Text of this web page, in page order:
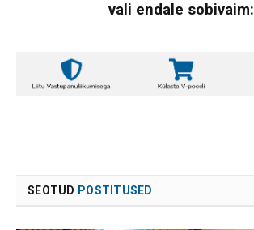
vali endale sobivaim:
SEOTUD POSTITUSED